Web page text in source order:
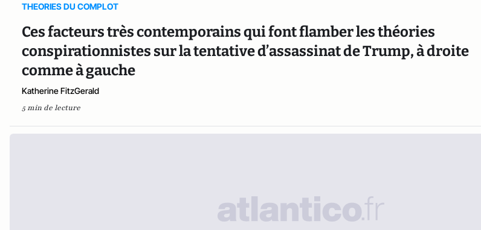
THEORIES DU COMPLOT
Ces facteurs très contemporains qui font flamber les théories
conspirationnistes sur la tentative d’assassinat de Trump, à droite
comme à gauche
Katherine FitzGerald
5 min de lecture